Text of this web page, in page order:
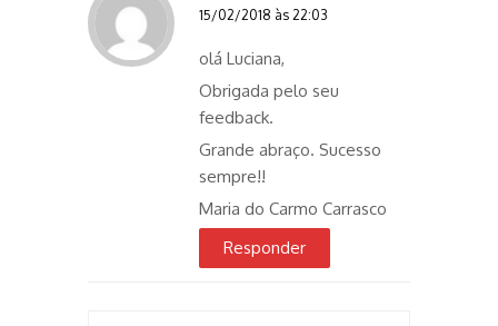
15/02/2018 às 22:03
olá Luciana,
Obrigada pelo seu
feedback.
Grande abraço. Sucesso
sempre!!
Maria do Carmo Carrasco
Responder